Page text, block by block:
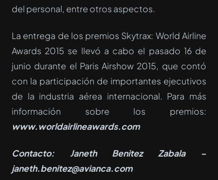
del personal, entre otros aspectos.
La entrega de los premios Skytrax: World Airline
Awards 2015 se llevó a cabo el pasado 16 de
junio durante el Paris Airshow 2015, que contó
con la participación de importantes ejecutivos
de la industria aérea internacional. Para más
información sobre los premios:
www.worldairlineawards.com
Contacto: Janeth Benitez Zabala–
janeth.benitez@avianca.com